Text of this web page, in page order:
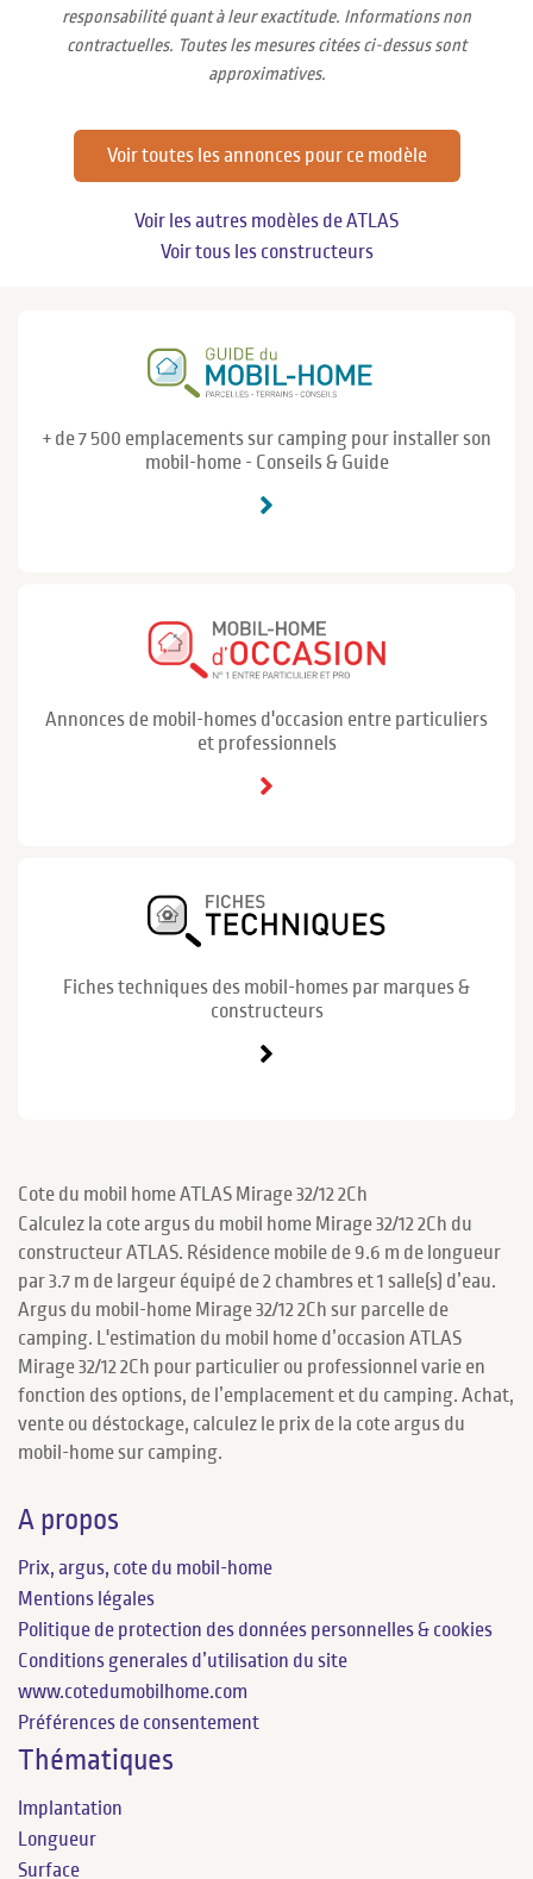
responsabilité quant à leur exactitude. Informations non
contractuelles. Toutes les mesures citées ci-dessus sont
approximatives.
Voir toutes les annonces pour ce modèle
Voir les autres modèles de ATLAS
Voir tous les constructeurs
+ de 7 500 emplacements sur camping pour installer son
mobil-home - Conseils & Guide
Annonces de mobil-homes d'occasion entre particuliers
et professionnels
Fiches techniques des mobil-homes par marques &
constructeurs
Cote du mobil home ATLAS Mirage 32/12 2Ch
Calculez la cote argus du mobil home Mirage 32/12 2Ch du
constructeur ATLAS. Résidence mobile de 9.6 m de longueur
par 3.7 m de largeur équipé de 2 chambres et 1 salle(s) d’eau.
Argus du mobil-home Mirage 32/12 2Ch sur parcelle de
camping. L'estimation du mobil home d’occasion ATLAS
Mirage 32/12 2Ch pour particulier ou professionnel varie en
fonction des options, de l’emplacement et du camping. Achat,
vente ou déstockage, calculez le prix de la cote argus du
mobil-home sur camping.
A propos
Prix, argus, cote du mobil-home
Mentions légales
Politique de protection des données personnelles & cookies
Conditions generales d’utilisation du site
www.cotedumobilhome.com
Préférences de consentement
Thématiques
Implantation
Longueur
Surface